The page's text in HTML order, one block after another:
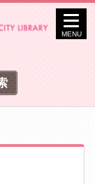
MENU